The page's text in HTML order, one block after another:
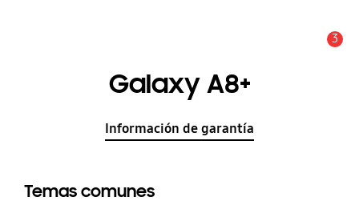
3
Galaxy A8+
Información de garantía
Temas comunes